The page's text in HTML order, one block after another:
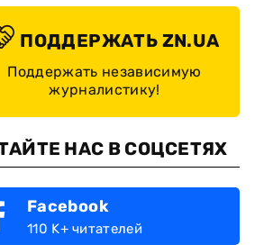
ПОДДЕРЖАТЬ ZN.UA
Поддержать независимую
журналистику!
НАС В СОЦСЕТЯХ
Facebook
110 K+ читателей